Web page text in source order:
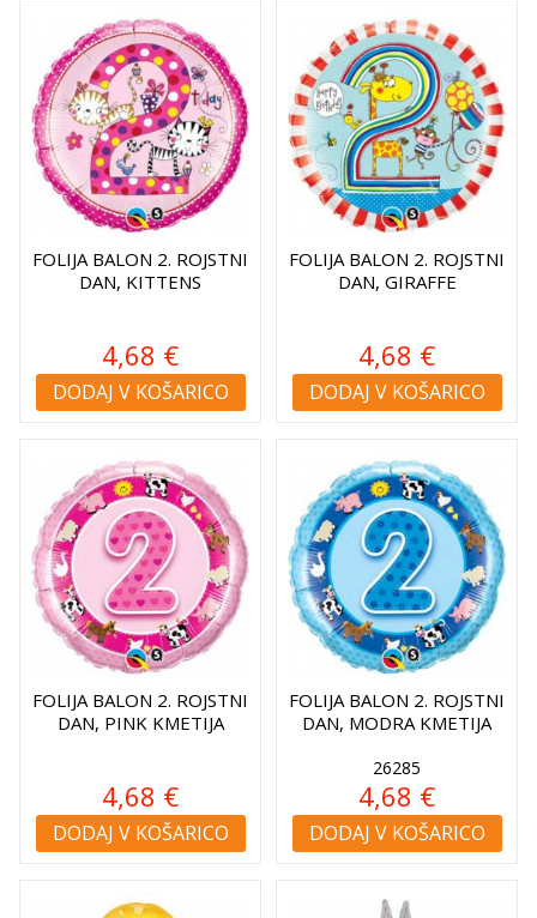
FOLIJA BALON 2. ROJSTNI
DAN, KITTENS
4,68 €
DODAJ V KOŠARICO
FOLIJA BALON 2. ROJSTNI
DAN, GIRAFFE
4,68 €
DODAJ V KOŠARICO
FOLIJA BALON 2. ROJSTNI
DAN, PINK KMETIJA
4,68 €
DODAJ V KOŠARICO
FOLIJA BALON 2. ROJSTNI
DAN, MODRA KMETIJA
26285
4,68 €
DODAJ V KOŠARICO